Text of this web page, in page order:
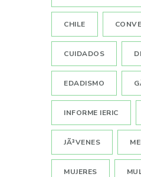
CHILE
CUIDADOS
EDADISMO
INFORME IERIC
JÃ³VENES
MUJERES